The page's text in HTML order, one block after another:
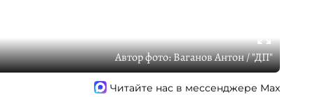
Автор фото:Ваганов Антон / "ДП"
Читайте нас в мессенджере Max